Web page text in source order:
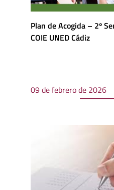
Plan de Acogida – 2º
COIE UNED Cádiz
09 de febrero de 2026